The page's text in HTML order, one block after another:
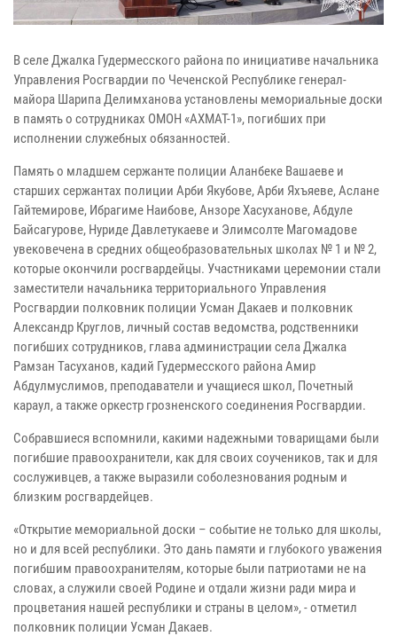
В селе Джалка Гудермесского района по инициативе начальника
Управления Росгвардии по Чеченской Республике генерал-
майора Шарипа Делимханова установлены мемориальные доски
в память о сотрудниках ОМОН «АХМАТ-1», погибших при
исполнении служебных обязанностей.
Память о младшем сержанте полиции Аланбеке Вашаеве и
старших сержантах полиции Арби Якубове, Арби Яхъяеве, Аслане
Гайтемирове, Ибрагиме Наибове, Анзоре Хасуханове, Абдуле
Байсагурове, Нуриде Давлетукаеве и Элимсолте Магомадове
увековечена в средних общеобразовательных школах № 1 и № 2,
которые окончили росгвардейцы. Участниками церемонии стали
заместители начальника территориального Управления
Росгвардии полковник полиции Усман Дакаев и полковник
Александр Круглов, личный состав ведомства, родственники
погибших сотрудников, глава администрации села Джалка
Рамзан Тасуханов, кадий Гудермесского района Амир
Абдулмуслимов, преподаватели и учащиеся школ, Почетный
караул, а также оркестр грозненского соединения Росгвардии.
Собравшиеся вспомнили, какими надежными товарищами были
погибшие правоохранители, как для своих соучеников, так и для
сослуживцев, а также выразили соболезнования родным и
близким росгвардейцев.
«Открытие мемориальной доски – событие не только для школы,
но и для всей республики. Это дань памяти и глубокого уважения
погибшим правоохранителям, которые были патриотами не на
словах, а служили своей Родине и отдали жизни ради мира и
процветания нашей республики и страны в целом», - отметил
полковник полиции Усман Дакаев.